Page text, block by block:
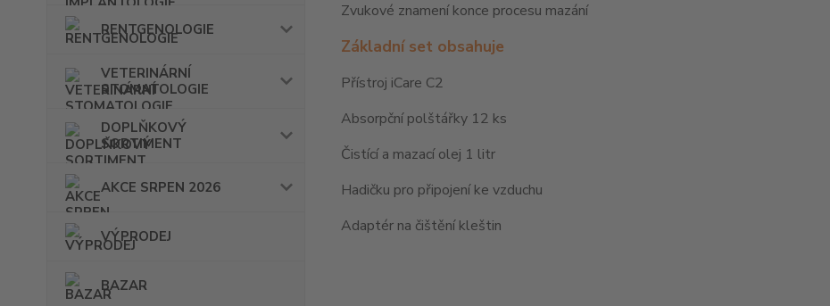
RENTGENOLOGIE
VETERINÁRNÍ
STOMATOLOGIE
DOPLŇKOVÝ
SORTIMENT
AKCE SRPEN 2026
VÝPRODEJ
BAZAR
Zvukové znamení konce procesu mazání
Základní set obsahuje
Přístroj iCare C2
Absorpční polštářky 12 ks
Čistící a mazací olej 1 litr
Hadičku pro připojení ke vzduchu
Adaptér na čištění kleštin